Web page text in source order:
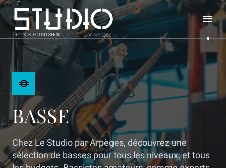
BASSE
Chez Le Studio par Arpèges, découvrez une
sélection de basses pour tous les niveaux, et tous